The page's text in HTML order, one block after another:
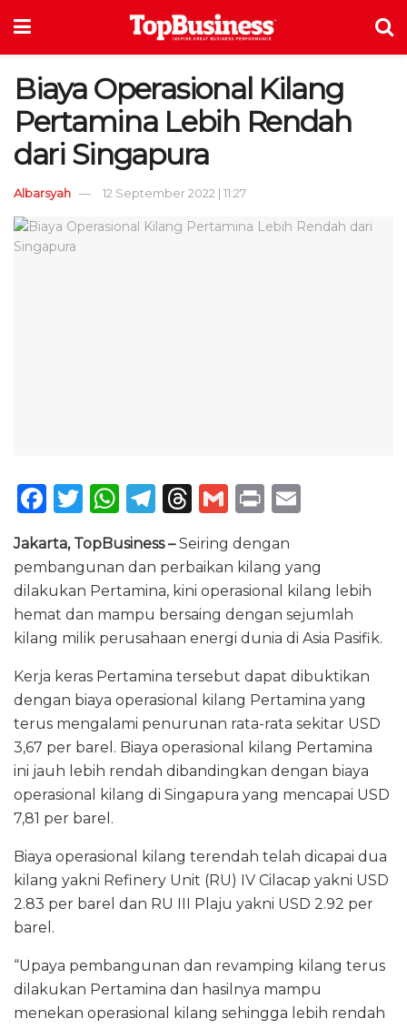
Biaya Operasional Kilang
Pertamina Lebih Rendah
dari Singapura
Albarsyah 12 September 2022 | 11:27
F
c
e
b
o
o
k
T
w
it
te
r
W
h
a
ts
A
p
p
T
e
g
ra
m
T
h
re
a
d
s
G
m
ai
l
P
n
t
ai
l
Jakarta, TopBusiness –Seiring dengan
pembangunan dan perbaikan kilang yang
dilakukan Pertamina, kini operasional kilang lebih
hemat dan mampu bersaing dengan sejumlah
kilang milik perusahaan energi dunia di Asia Pasifik.
Kerja keras Pertamina tersebut dapat dibuktikan
dengan biaya operasional kilang Pertamina yang
terus mengalami penurunan rata-rata sekitar USD
3,67 per barel. Biaya operasional kilang Pertamina
ini jauh lebih rendah dibandingkan dengan biaya
operasional kilang di Singapura yang mencapai USD
7,81 per barel.
Biaya operasional kilang terendah telah dicapai dua
kilang yakni Refinery Unit (RU) IV Cilacap yakni USD
2.83 per barel dan RU III Plaju yakni USD 2.92 per
barel.
“Upaya pembangunan dan revamping kilang terus
dilakukan Pertamina dan hasilnya mampu
menekan operasional kilang sehingga lebih rendah